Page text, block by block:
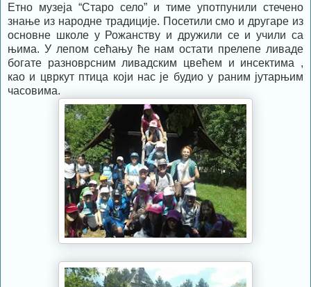
Етно музеја “Старо село” и тиме употпунили стечено
знање из народне традиције. Посетили смо и другаре из
основне школе у Рожанству и дружили се и учили са
њима. У лепом сећању ће нам остати прелепе ливаде
богате разноврсним ливадским цвећем и инсектима ,
као и цвркут птица који нас је будио у раним јутарњим
часовима.